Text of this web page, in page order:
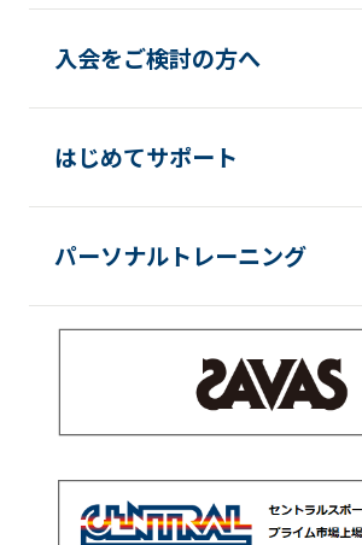
入会をご検討の方へ
はじめてサポート
パーソナルトレーニング